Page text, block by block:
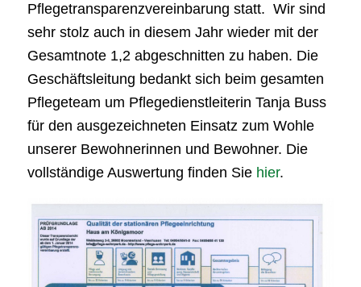
Pflegetransparenzvereinbarung statt. Wir sind
sehr stolz auch in diesem Jahr wieder mit der
Gesamtnote 1,2 abgeschnitten zu haben. Die
Geschäftsleitung bedankt sich beim gesamten
Pflegeteam um Pflegedienstleiterin Tanja Buss
für den ausgezeichneten Einsatz zum Wohle
unserer Bewohnerinnen und Bewohner. Die
vollständige Auswertung finden Sie hier.